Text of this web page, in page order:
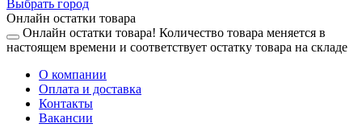
Выбрать город
Онлайн остатки товара
Онлайн остатки товара! Количество товара меняется в
настоящем времени и соответствует остатку товара на складе
О компании
Оплата и доставка
Контакты
Вакансии